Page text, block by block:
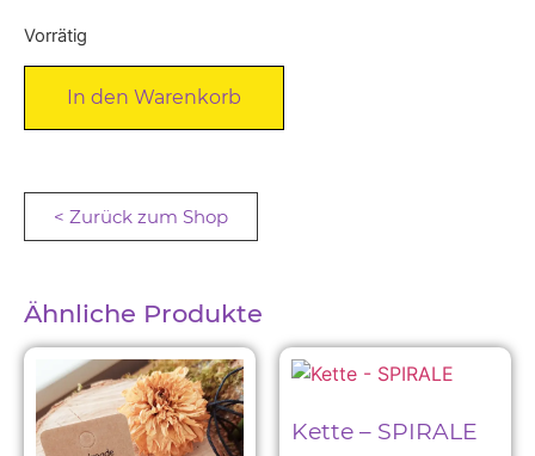
Vorrätig
In den Warenkorb
< Zurück zum Shop
Ähnliche Produkte
Kette – SPIRALE